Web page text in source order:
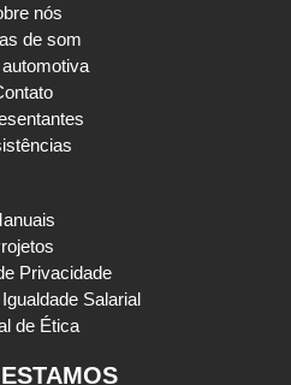
nós
de som
Privacidade
Salarial
de Ética